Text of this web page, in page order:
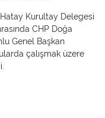
Kurultay Delegesi
CHP Doğa
Genel Başkan
çalışmak üzere